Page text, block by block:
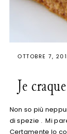
OTTOBRE 7,
Je
Non so più
di spezie . Mi
Certamente lo